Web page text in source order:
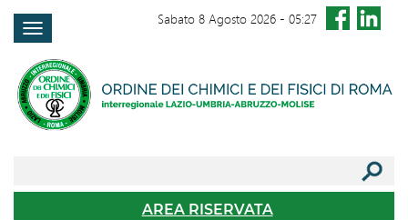
Sabato 8 Agosto 2026 - 05:27
AREA RISERVATA
FAQ